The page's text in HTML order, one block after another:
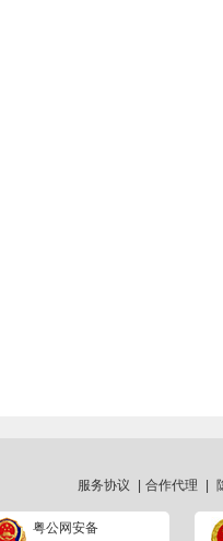
服务协议 合作代理
粤公网安备